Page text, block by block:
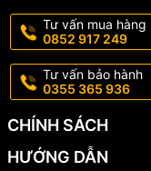
Thân gang cầu có khả
động ổn định trong
✅ Ứng
Phù hợp cho nhiều loại
cấp nước đô thị, nhà
nghiệp.
Tư vấn mua hàng
0852 917 249
Tư vấn bảo hành
0355 365 936
CHÍNH SÁCH
HƯỚNG DẪN